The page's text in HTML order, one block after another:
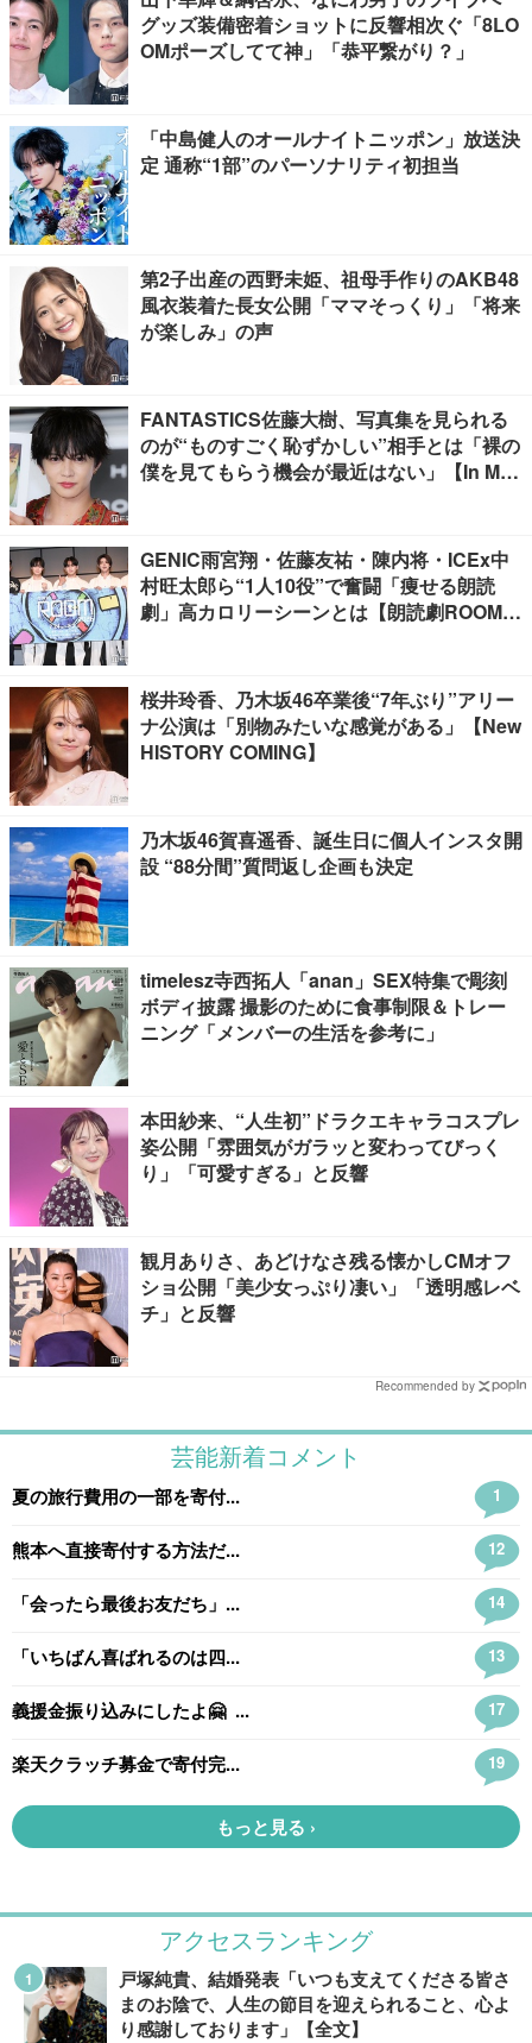
グッズ装備密着ショットに反響相次ぐ「8LO
OMポーズしてて神」「恭平繋がり？」
「中島健人のオールナイトニッポン」放送決
定 通称“1部”のパーソナリティ初担当
第2子出産の西野未姫、祖母手作りのAKB48
風衣装着た長女公開「ママそっくり」「将来
が楽しみ」の声
FANTASTICS佐藤大樹、写真集を見られる
のが“ものすごく恥ずかしい”相手とは「裸の
僕を見てもらう機会が最近はない」【In Moti
GENIC雨宮翔・佐藤友祐・陳内将・ICEx中
村旺太郎ら“1人10役”で奮闘「痩せる朗読
劇」高カロリーシーンとは【朗読劇ROOM2
桜井玲香、乃木坂46卒業後“7年ぶり”アリー
ナ公演は「別物みたいな感覚がある」【New
HISTORY COMING】
乃木坂46賀喜遥香、誕生日に個人インスタ開
設 “88分間”質問返し企画も決定
timelesz寺西拓人「anan」SEX特集で彫刻
ボディ披露 撮影のために食事制限＆トレー
ニング「メンバーの生活を参考に」
本田紗来、“人生初”ドラクエキャラコスプレ
姿公開「雰囲気がガラッと変わってびっく
り」「可愛すぎる」と反響
観月ありさ、あどけなさ残る懐かしCMオフ
ショ公開「美少女っぷり凄い」「透明感レベ
チ」と反響
Recommended by
アクセスランキング
戸塚純貴、結婚発表「いつも支えてくださる皆さ
まのお陰で、人生の節目を迎えられること、心よ
り感謝しております」【全文】